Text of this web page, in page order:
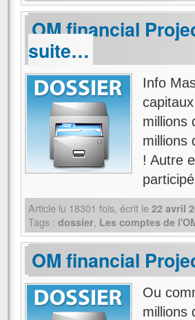
OM financial
suite…
Info
millions
millions
! Autre
Article lu 18301 fois, écrit le 22 avril
Tags : dossier, Les comptes de
OM financial
Ou
millions